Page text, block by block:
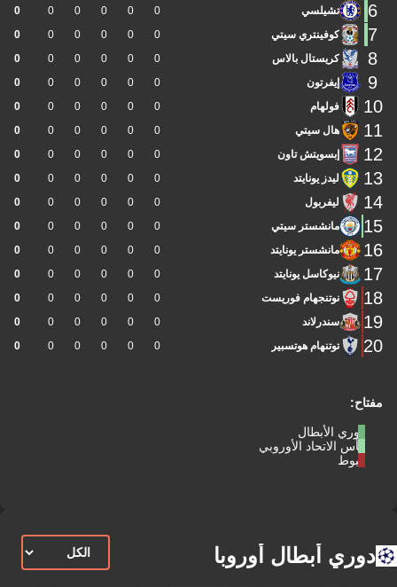
مفتاح:
دوري الأبطال
كأس الاتحاد الأوروبي
هبوط
6 تشيلسي 0
0
0
0
0
0
7 كوفينتري سيتي 0
0
0
0
0
0
8 كريستال بالاس 0
0
0
0
0
0
9 إيفرتون 0
0
0
0
0
0
10 فولهام 0
0
0
0
0
0
11 هال سيتي 0
0
0
0
0
0
12 إبسويتش تاون 0
0
0
0
0
0
13 ليدز يونايتد 0
0
0
0
0
0
14 ليفربول 0
0
0
0
0
0
15 مانشستر سيتي 0
0
0
0
0
0
16 مانشستر يونايتد 0
0
0
0
0
0
17 نيوكاسل يونايتد 0
0
0
0
0
0
18 نوتنجهام فوريست 0
0
0
0
0
0
19 سندرلاند 0
0
0
0
0
0
20 توتنهام هوتسبير 0
0
0
0
0
0
دوري أبطال أوروبا